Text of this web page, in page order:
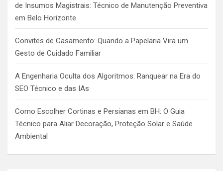
de Insumos Magistrais: Técnico de Manutenção Preventiva
em Belo Horizonte
Convites de Casamento: Quando a Papelaria Vira um
Gesto de Cuidado Familiar
A Engenharia Oculta dos Algoritmos: Ranquear na Era do
SEO Técnico e das IAs
Como Escolher Cortinas e Persianas em BH: O Guia
Técnico para Aliar Decoração, Proteção Solar e Saúde
Ambiental